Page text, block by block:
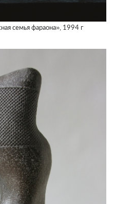
семья фараона», 1994 г